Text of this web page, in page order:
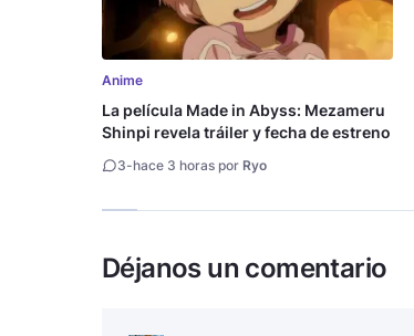
Anime
La película Made in Abyss: Mezameru
Shinpi revela tráiler y fecha de estreno
3-hace 3 horas por Ryo
Déjanos un comentario